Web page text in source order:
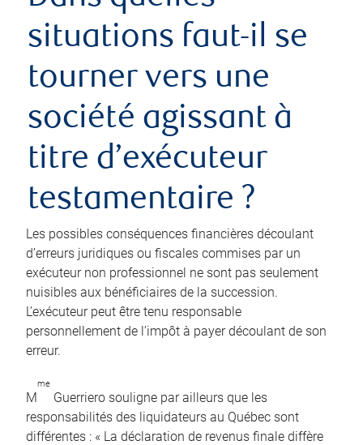
situations faut-il se
tourner vers une
société agissant à
titre d’exécuteur
testamentaire ?
Les possibles conséquences financières découlant
d’erreurs juridiques ou fiscales commises par un
exécuteur non professionnel ne sont pas seulement
nuisibles aux bénéficiaires de la succession.
L’exécuteur peut être tenu responsable
personnellement de l’impôt à payer découlant de son
erreur.
M
me
Guerriero souligne par ailleurs que les
responsabilités des liquidateurs au Québec sont
différentes : « La déclaration de revenus finale diffère